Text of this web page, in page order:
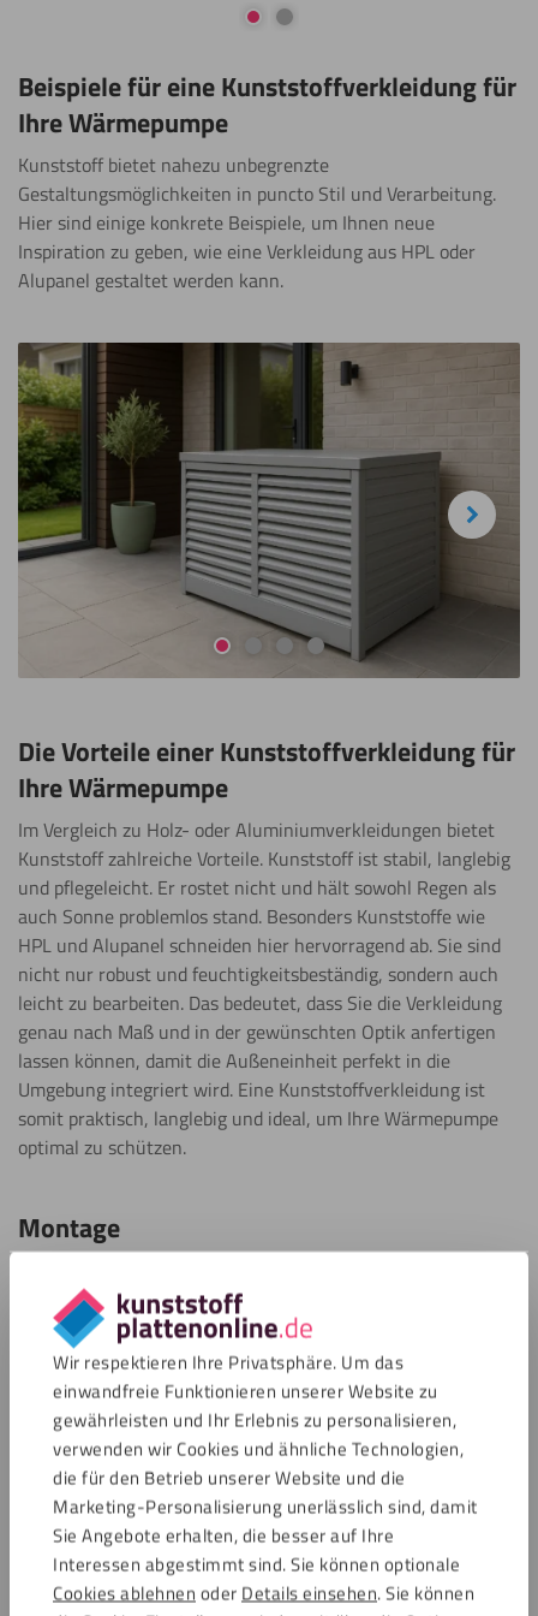
Wir respektieren Ihre Privatsphäre. Um das
einwandfreie Funktionieren unserer Website zu
gewährleisten und Ihr Erlebnis zu personalisieren,
verwenden wir Cookies und ähnliche Technologien,
die für den Betrieb unserer Website und die
Marketing-Personalisierung unerlässlich sind, damit
Sie Angebote erhalten, die besser auf Ihre
Interessen abgestimmt sind. Sie können optionale
Cookies ablehnen oder Details einsehen. Sie können
Gehe zur Folie 1
Gehe zur Folie 2
Beispiele für eine Kunststoffverkleidung für
Ihre Wärmepumpe
Kunststoff bietet nahezu unbegrenzte
Gestaltungsmöglichkeiten in puncto Stil und Verarbeitung.
Hier sind einige konkrete Beispiele, um Ihnen neue
Inspiration zu geben, wie eine Verkleidung aus HPL oder
Alupanel gestaltet werden kann.
Next
Gehe zur Folie 1
Gehe zur Folie 2
Gehe zur Folie 3
Gehe zur Folie 4
Die Vorteile einer Kunststoffverkleidung für
Ihre Wärmepumpe
Im Vergleich zu Holz- oder Aluminiumverkleidungen bietet
Kunststoff zahlreiche Vorteile. Kunststoff ist stabil, langlebig
und pflegeleicht. Er rostet nicht und hält sowohl Regen als
auch Sonne problemlos stand. Besonders Kunststoffe wie
HPL und Alupanel schneiden hier hervorragend ab. Sie sind
nicht nur robust und feuchtigkeitsbeständig, sondern auch
leicht zu bearbeiten. Das bedeutet, dass Sie die Verkleidung
genau nach Maß und in der gewünschten Optik anfertigen
lassen können, damit die Außeneinheit perfekt in die
Umgebung integriert wird. Eine Kunststoffverkleidung ist
somit praktisch, langlebig und ideal, um Ihre Wärmepumpe
optimal zu schützen.
Montage
montiert wird.
schritteBelüftung:Sorgen Sie dafür, dass der Luftstrom rund
um die Wärmepumpe erhalten bleibt. Eine schlechte
Belüftung verringert die Effizienz des Systems.
Zugänglichkeit:Stellen Sie sicher, dass Wartungs-
oder Reinigungsarbeiten problemlos möglich sind, z.
B. durch abnehmbare Elemente der Verkleidung.